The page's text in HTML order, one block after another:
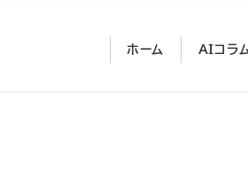
ホーム AIコラ